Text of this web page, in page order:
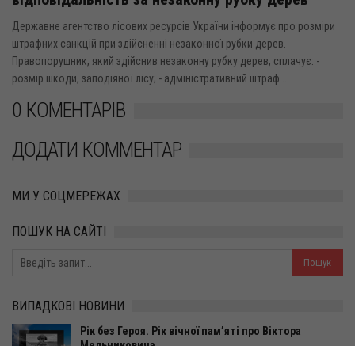
Державне агентство лісових ресурсів України інформує про розміри
штрафних санкцій при здійсненні незаконної рубки дерев.
Правопорушник, який здійснив незаконну рубку дерев, сплачує: -
розмір шкоди, заподіяної лісу; - адміністративний штраф....
0 КОМЕНТАРІВ
ДОДАТИ КОММЕНТАР
МИ У СОЦМЕРЕЖАХ
ПОШУК НА САЙТІ
ВИПАДКОВІ НОВИНИ
Рік без Героя. Рік вічної пам’яті про Віктора